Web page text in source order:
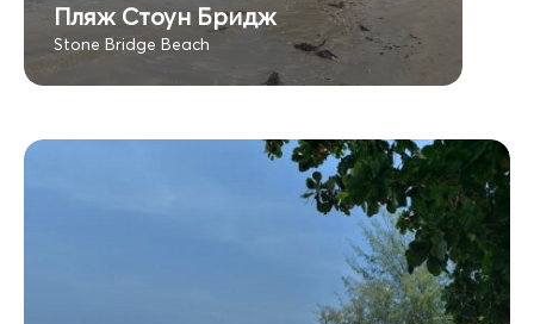
Пляж Стоун Бридж
Stone Bridge Beach